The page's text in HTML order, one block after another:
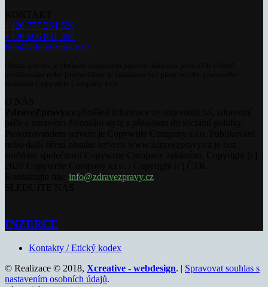
+420 777 264 528
+420 606 831 394
info@zdravezpravy.cz
info@zdravezpravy.cz
INZERCE
Kontakty / Etický kodex
© Realizace © 2018, Xcreative - webdesign. | Spravovat souhlas s
nastavením osobních údajů.